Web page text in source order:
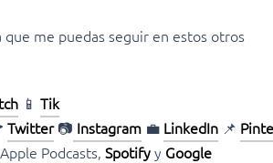
me puedas seguir en estos otros
📱 Tik
Twitter📷 Instagram 💼 LinkedIn 📌
Podcasts, Spotifyy Google